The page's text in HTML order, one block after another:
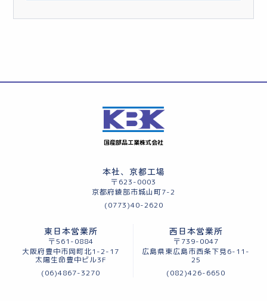
国産部品工業株式会社
本社、京都工場
〒623-0003
京都府綾部市城山町7-2
(0773)40-2620
東日本営業所
〒561-0884
大阪府豊中市岡町北1-2-17
太陽生命豊中ビル3F
(06)4867-3270
西日本営業所
〒739-0047
広島県東広島市西条下見6-11-
25
(082)426-6650